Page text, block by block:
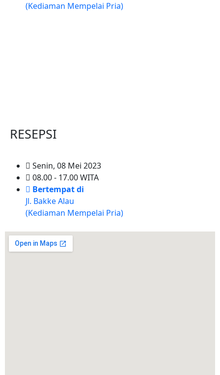
(Kediaman Mempelai Pria)
RESEPSI
Senin, 08 Mei 2023
08.00 - 17.00 WITA
Bertempat di
Jl. Bakke Alau
(Kediaman Mempelai Pria)